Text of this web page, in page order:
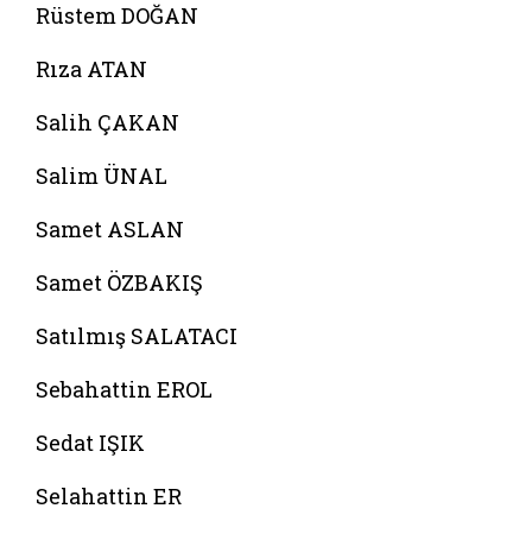
Rüstem DOĞAN
Rıza ATAN
Salih ÇAKAN
Salim ÜNAL
Samet ASLAN
Samet ÖZBAKIŞ
Satılmış SALATACI
Sebahattin EROL
Sedat IŞIK
Selahattin ER